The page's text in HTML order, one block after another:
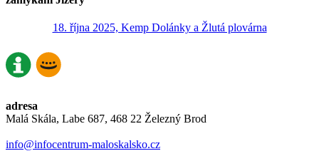
18. října 2025, Kemp Dolánky a Žlutá plovárna
adresa
Malá Skála, Labe 687, 468 22 Železný Brod
info@infocentrum-maloskalsko.cz